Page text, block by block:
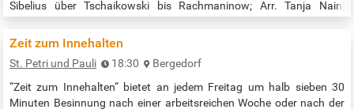
Sibelius über Tschaikowski bis Rachmaninow; Arr. Tanja Naini
L’art de la Danse; Arr. Hector González Pino 16.-30. Juni Tansania;
Zeit zum Innehalten
St. Petri und Pauli 18:30
Bergedorf
“Zeit zum Innehalten“ bietet an jedem Freitag um halb sieben 30
Minuten Besinnung nach einer arbeitsreichen Woche oder nach der